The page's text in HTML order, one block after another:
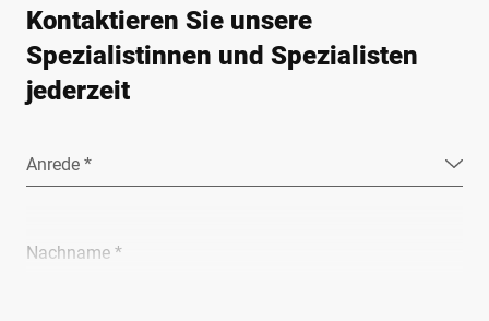
Kontaktieren Sie unsere
Spezialistinnen und Spezialisten
jederzeit
Anrede *
Nachname *